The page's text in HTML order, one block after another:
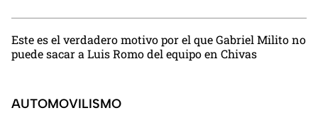
Este es el verdadero motivo por el que Gabriel Milito no
puede sacar a Luis Romo del equipo en Chivas
AUTOMOVILISMO